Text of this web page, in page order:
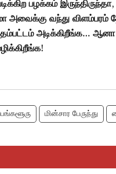
பழக்கம்
அவைக்கு வந்து விளம்பரம்
அடிக்கிறீங்க…
மின்சார பேருந்து